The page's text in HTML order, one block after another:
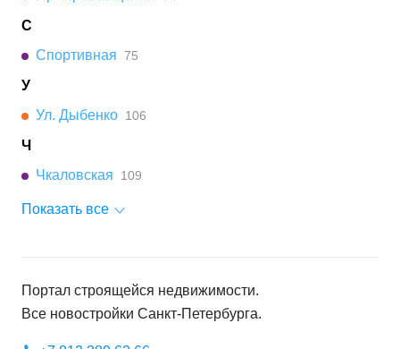
С
Спортивная 75
У
Ул. Дыбенко 106
Ч
Чкаловская
109
Показать все
Портал строящейся недвижимости.
Все новостройки Санкт-Петербурга.